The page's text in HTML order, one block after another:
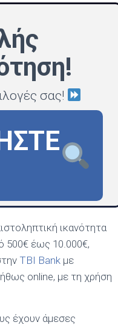
σας!
ικανότητα
500€ έως 10.000€,
TBI Bank με
online, με τη χρήση
έχουν άμεσες